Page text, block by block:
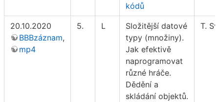
kódů
20.10.2020
BBBzáznam,
mp4
5. L
Složitější datové
typy (množiny).
Jak efektivě
naprogramovat
různé hráče.
Dědění a
skládání objektů.
T.